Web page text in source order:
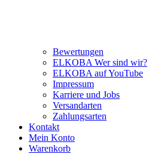
Bewertungen
ELKOBA Wer sind wir?
ELKOBA auf YouTube
Impressum
Karriere und Jobs
Versandarten
Zahlungsarten
Kontakt
Mein Konto
Warenkorb